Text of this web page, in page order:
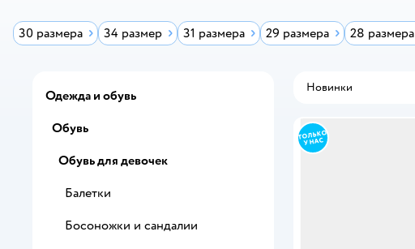
30 размера 34 размер 31 размера 29 размера 28 размера
Новинки
Одежда и обувь
Обувь
Обувь для девочек
Балетки
Босоножки и сандалии